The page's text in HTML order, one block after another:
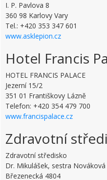
I. P. Pavlova 8
360 98 Karlovy Vary
Tel.: +420 353 347 601
www.asklepion.cz
Hotel Francis
HOTEL FRANCIS PALACE
Jezerní 15/2
351 01 Františkovy Lázně
Telefon: +420 354 479 700
www.francispalace.cz
Zdravotní
Zdravotní středisko
Dr. Mikulášek, sestra Nováková
Březenecká 4804